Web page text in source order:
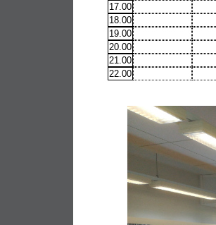
17.00
18.00
19.00
20.00
21.00
22.00